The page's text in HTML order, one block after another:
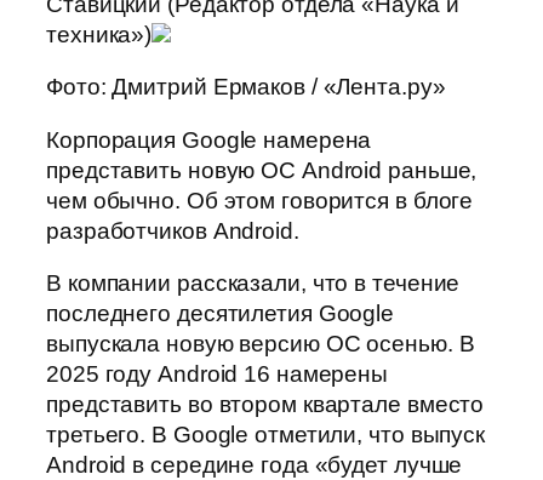
техника»)
Фото: Дмитрий Ермаков / «Лента.ру»
Корпорация Google намерена
представить новую ОС Android раньше,
чем обычно. Об этом говорится в блоге
разработчиков Android.
В компании рассказали, что в течение
последнего десятилетия Google
выпускала новую версию ОС осенью. В
2025 году Android 16 намерены
представить во втором квартале вместо
третьего. В Google отметили, что выпуск
Android в середине года «будет лучше